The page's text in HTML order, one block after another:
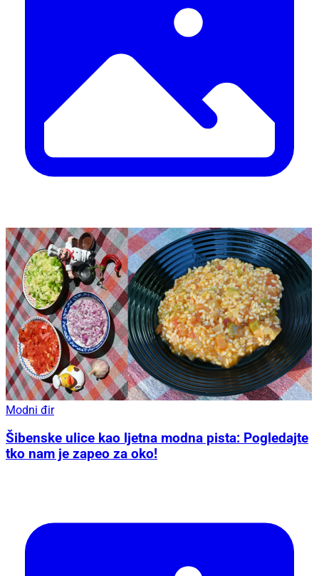
Modni đir
Šibenske ulice kao ljetna modna pista: Pogledajte
tko nam je zapeo za oko!